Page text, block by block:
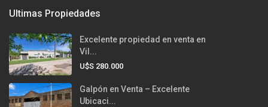
Ultimas Propiedades
Excelente propiedad en venta en
Vil...
U$S 280.000
Galpón en Venta – Excelente
Ubicaci...